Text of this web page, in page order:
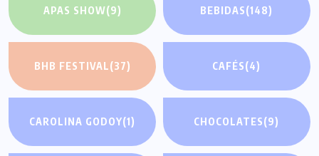
APAS SHOW(9) BEBIDAS(148)
BHB FESTIVAL(37) CAFÉS(4)
CAROLINA GODOY(1) CHOCOLATES(9)